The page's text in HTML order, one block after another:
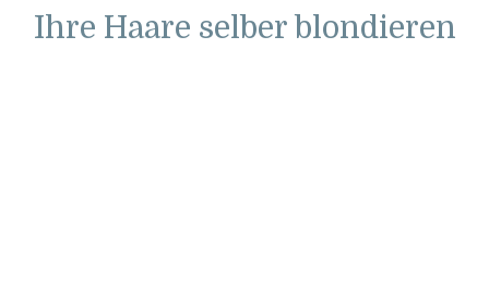
Ihre Haare selber blondieren